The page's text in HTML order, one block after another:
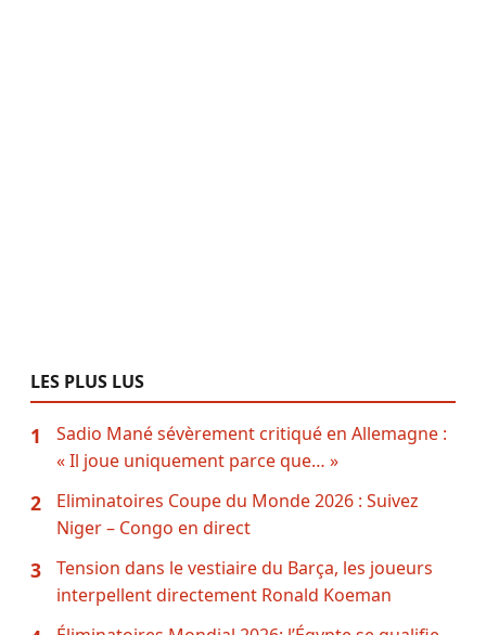
LES PLUS LUS
1
Sadio Mané sévèrement critiqué en Allemagne :
« Il joue uniquement parce que… »
2
Eliminatoires Coupe du Monde 2026 : Suivez
Niger – Congo en direct
3
Tension dans le vestiaire du Barça, les joueurs
interpellent directement Ronald Koeman